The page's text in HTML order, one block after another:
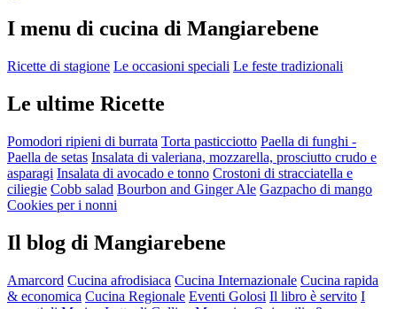
I menu di cucina di Mangiarebene
Ricette di stagione Le occasioni speciali Le feste tradizionali
Le ultime Ricette
Pomodori ripieni di burrata Torta pasticciotto Paella di funghi -
Paella de setas Insalata di valeriana, mozzarella, prosciutto crudo e
asparagi Insalata di avocado e tonno Crostoni di stracciatella e
ciliegie Cobb salad Bourbon and Ginger Ale Gazpacho di mango
Cookies per i nonni
Il blog di Mangiarebene
Amarcord Cucina afrodisiaca Cucina Internazionale Cucina rapida
& economica Cucina Regionale Eventi Golosi Il libro è servito I